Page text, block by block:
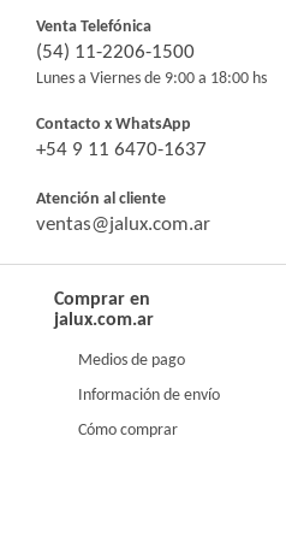
Venta Telefónica
(54) 11-2206-1500
Lunes a Viernes de 9:00 a 18:00 hs
Contacto x WhatsApp
+54 9 11 6470-1637
Atención al cliente
ventas@jalux.com.ar
Comprar en
jalux.com.ar
Medios de pago
Información de envío
Cómo comprar